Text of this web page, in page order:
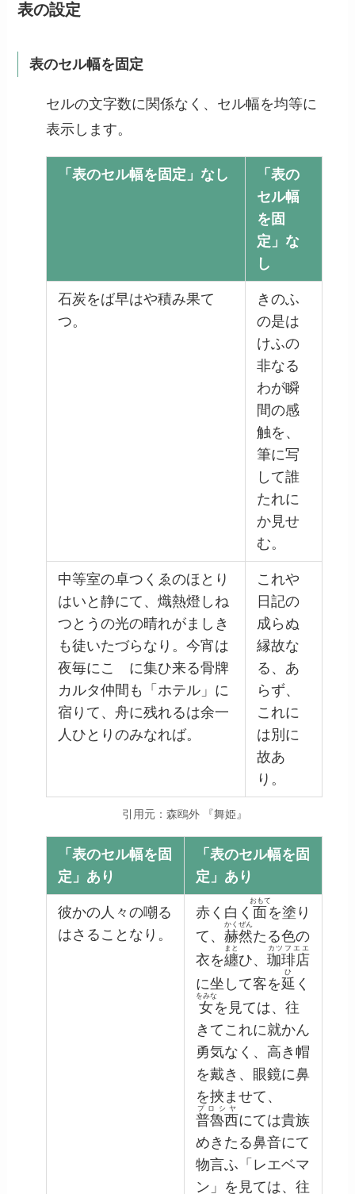
表の設定
表のセル幅を固定
セルの文字数に関係なく、セル幅を均等に
表示します。
「表のセル幅を固定」なし
「表の
セル幅
を固
定」な
し
石炭をば早はや積み果て
つ。
きのふ
の是は
けふの
非なる
わが瞬
間の感
触を、
筆に写
して誰
たれに
か見せ
む。
中等室の卓つくゑのほとり
はいと静にて、熾熱燈しね
つとうの光の晴れがましき
も徒いたづらなり。今宵は
夜毎にこゝに集ひ来る骨牌
カルタ仲間も「ホテル」に
宿りて、舟に残れるは余一
人ひとりのみなれば。
これや
日記の
成らぬ
縁故な
る、あ
らず、
これに
は別に
故あ
り。
引用元：森鴎外 『舞姫』
「表のセル幅を固
定」あり
「表のセル幅を固
定」あり
彼かの人々の嘲る
はさることなり。
赤く白く 面
おもて
を塗り
て、 赫然
かくぜん
たる色の
衣を纏
まと
ひ、 珈琲店
カツフエエ
に坐して客を延
ひ
く
女
をみな
を見ては、往
きてこれに就かん
勇気なく、高き帽
を戴き、眼鏡に鼻
を挾ませて、
普魯西
プロシヤ
にては貴族
めきたる鼻音にて
物言ふ「レエベマ
ン」を見ては、往